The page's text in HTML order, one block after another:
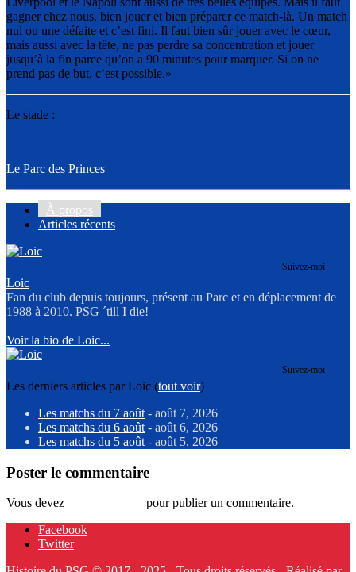
gagner chez nous, bien jouer et bien préparer ce match-là. Un match
nul ou une défaite et c’est fini. Il faut bien sûr jouer avec le cœur,
mais aussi avec la tête, ne pas perdre sa concentration et jouer
jusqu’à la fin parce qu’on a 90 minutes pour marquer. Si on ne
prend pas de but, c’est possible.»
Le stade :
Le Parc des Princes
À propos
Articles récents
Suivez-moi
Loic
Fan du club depuis toujours, présent au Parc et en déplacement de
1988 à 2010. PSG ´till I die!
Voir la bio de Loic...
Suivez-moi
Les derniers articles par Loic (tout voir)
Les matchs du 7 août - août 7, 2026
Les matchs du 6 août - août 6, 2026
Les matchs du 5 août - août 5, 2026
Poster le commentaire
Vous devez
pour publier un commentaire.
Facebook
Twitter